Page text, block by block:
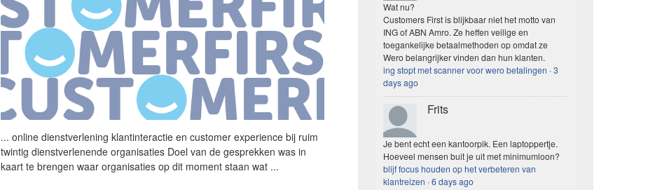
... online dienstverlening klantinteractie en customer experience bij ruim
twintig dienstverlenende organisaties Doel van de gesprekken was in
kaart te brengen waar organisaties op dit moment staan wat ...
Wat nu?
Customers First is blijkbaar niet het motto van
ING of ABN Amro. Ze heffen veilige en
toegankelijke betaalmethoden op omdat ze
Wero belangrijker vinden dan hun klanten.
ing stopt met scanner voor wero betalingen ·3
days ago
Frits
Je bent echt een kantoorpik. Een laptoppertje.
Hoeveel mensen buit je uit met minimumloon?
blijf focus houden op het verbeteren van
klantreizen ·6 days ago